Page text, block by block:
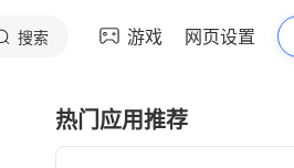
搜索 游戏 网页设置
热门应用推荐